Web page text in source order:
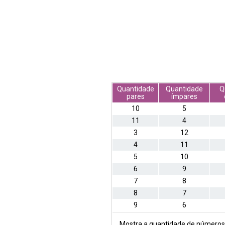
Quantidade
pares
Quantidade
ímpares
10
5
11
4
3
12
4
11
5
10
6
9
7
8
8
7
9
6